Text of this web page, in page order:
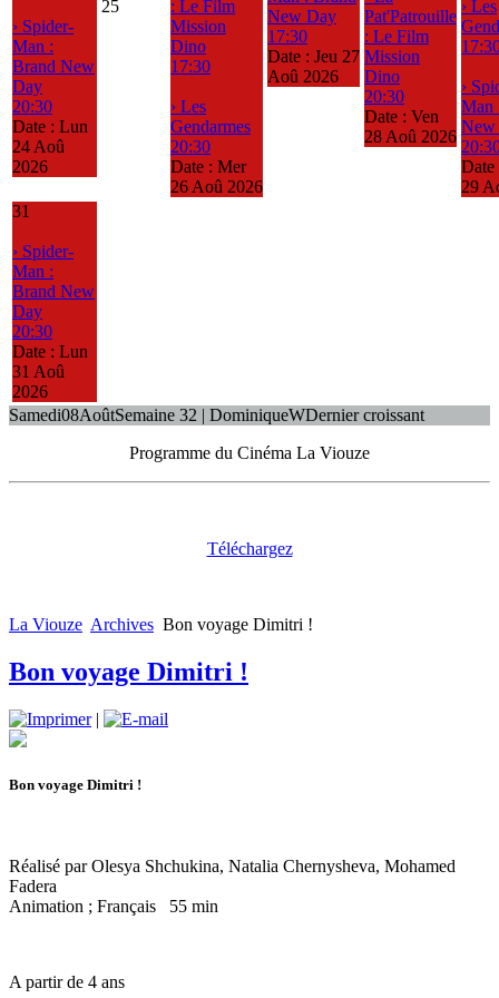
› Spider-
Man :
Brand New
Day
20:30
Date : Lun
24 Aoû
2026
25
: Le Film
Mission
Dino
17:30
› Les
Gendarmes
20:30
Date : Mer
26 Aoû 2026
New Day
17:30
Date : Jeu 27
Aoû 2026
Pat'Patrouille
: Le Film
Mission
Dino
20:30
Date : Ven
28 Aoû 2026
› Les
›
Man
New
29
31
› Spider-
Man :
Brand New
Day
20:30
Date : Lun
31 Aoû
2026
Samedi08AoûtSemaine 32 | DominiqueWDernier croissant
Programme du Cinéma La Viouze
Téléchargez
La Viouze Archives Bon voyage Dimitri !
Bon voyage Dimitri !
|
Bon voyage Dimitri !
Réalisé par Olesya Shchukina, Natalia Chernysheva, Mohamed
Fadera
Animation ; Français 55 min
A partir de 4 ans